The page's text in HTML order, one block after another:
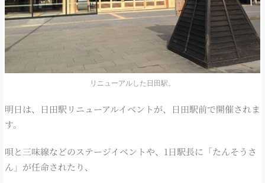
リニューアルした日田駅。
明日は、日田駅リニューアルイベントが、日田駅前で開催されま
す。
唄と三味線などのステージイベントや、1日駅長に「たんそうさ
ん」が任命されたり、